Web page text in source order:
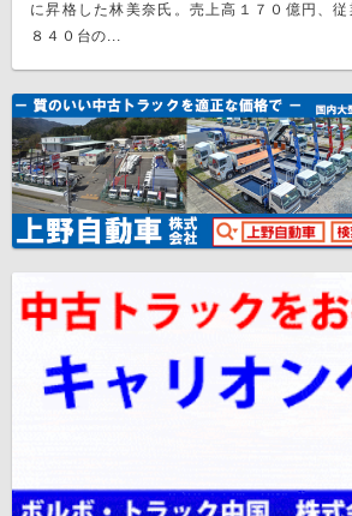
に昇格した林美奈氏。売上高１７０億円、
８４０台の...